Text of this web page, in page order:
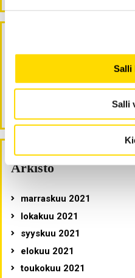
Salli
Salli
Viimeisimmät
Erkki Keski-Nisula:
organisaatiomuutoksesta
Arkisto
marraskuu 2021
lokakuu 2021
syyskuu 2021
elokuu 2021
toukokuu 2021